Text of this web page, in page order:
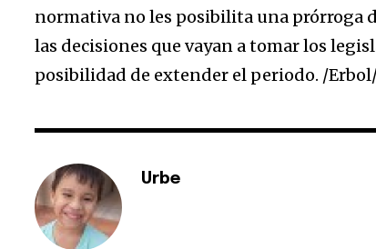
normativa no les posibilita una prórroga
las decisiones que vayan a tomar los
posibilidad de extender el periodo. /
Urbe